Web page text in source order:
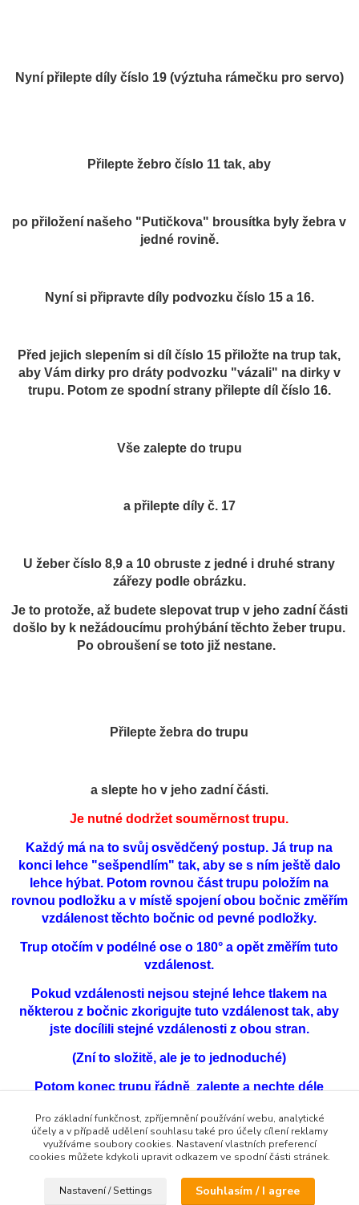
Nyní přilepte díly číslo 19 (výztuha rámečku pro servo)
Přilepte žebro číslo 11 tak, aby
po přiložení našeho "Putičkova" brousítka byly žebra v
jedné rovině.
Nyní si připravte díly podvozku číslo 15 a 16.
Před jejich slepením si díl číslo 15 přiložte na trup tak,
aby Vám dirky pro dráty podvozku "vázali" na dirky v
trupu. Potom ze spodní strany přilepte díl číslo 16.
Vše zalepte do trupu
a přilepte díly č. 17
U žeber číslo 8,9 a 10 obruste z jedné i druhé strany
zářezy podle obrázku.
Je to protože, až budete slepovat trup v jeho zadní části
došlo by k nežádoucímu prohýbání těchto žeber trupu.
Po obroušení se toto již nestane.
Přilepte žebra do trupu
a slepte ho v jeho zadní části.
Je nutné dodržet souměrnost trupu.
Každý má na to svůj osvědčený postup. Já trup na
konci lehce "sešpendlím" tak, aby se s ním ještě dalo
lehce hýbat. Potom rovnou část trupu položím na
rovnou podložku a v místě spojení obou bočnic změřím
vzdálenost těchto bočnic od pevné podložky.
Trup otočím v podélné ose o 180° a opět změřím tuto
vzdálenost.
Pokud vzdálenosti nejsou stejné lehce tlakem na
některou z bočnic zkorigujte tuto vzdálenost tak, aby
jste docílili stejné vzdálenosti z obou stran.
(Zní to složitě, ale je to jednoduché)
Potom konec trupu řádně zalepte a nechte déle
Pro základní funkčnost, zpříjemnění používání webu, analytické
účely a v případě udělení souhlasu také pro účely cílení reklamy
využíváme soubory cookies. Nastavení vlastních preferencí
cookies můžete kdykoli upravit odkazem ve spodní části stránek.
Nastavení / Settings Souhlasím / I agree